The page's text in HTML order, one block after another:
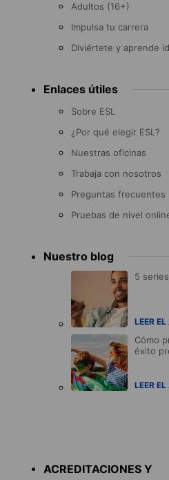
Adultos (16+)
Impulsa tu carrera
Diviértete y aprende
Enlaces útiles
Sobre ESL
¿Por qué elegir ESL?
Nuestras oficinas
Trabaja con nosotros
Preguntas frecuentes
Pruebas de nivel
Nuestro blog
5
LEER
Cómo
éxito
LEER
ACREDITACIONES Y